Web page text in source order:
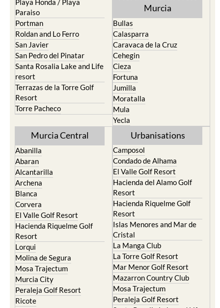
Portman
Roldan and Lo Ferro
San Javier
San Pedro del Pinatar
Santa Rosalia Lake and Life
resort
Terrazas de la Torre Golf
Resort
Torre Pacheco
Caravaca de la Cruz
Cehegin
Cieza
Fortuna
Jumilla
Moratalla
Mula
Yecla
Murcia Central
Abanilla
Alcantarilla
Archena
Blanca
Corvera
El Valle Golf Resort
Hacienda Riquelme Golf
Resort
Lorqui
Molina de Segura
Mosa Trajectum
Murcia City
Peraleja Golf Resort
Ricote
Sucina
Camposol
El Valle Golf Resort
Hacienda del Alamo Golf
Resort
Hacienda Riquelme Golf
Resort
Islas Menores and Mar de
Cristal
La Manga Club
La Torre Golf Resort
Mar Menor Golf Resort
Mazarron Country Club
Mosa Trajectum
Peraleja Golf Resort
Santa Rosalia Lake and Life
resort